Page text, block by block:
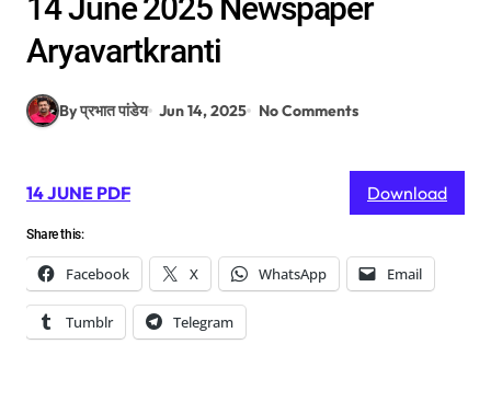
14 June 2025 Newspaper
Aryavartkranti
By प्रभात पांडेय Jun 14, 2025 No Comments
14 JUNE PDF Download
Share this:
Facebook X WhatsApp Email
Tumblr Telegram